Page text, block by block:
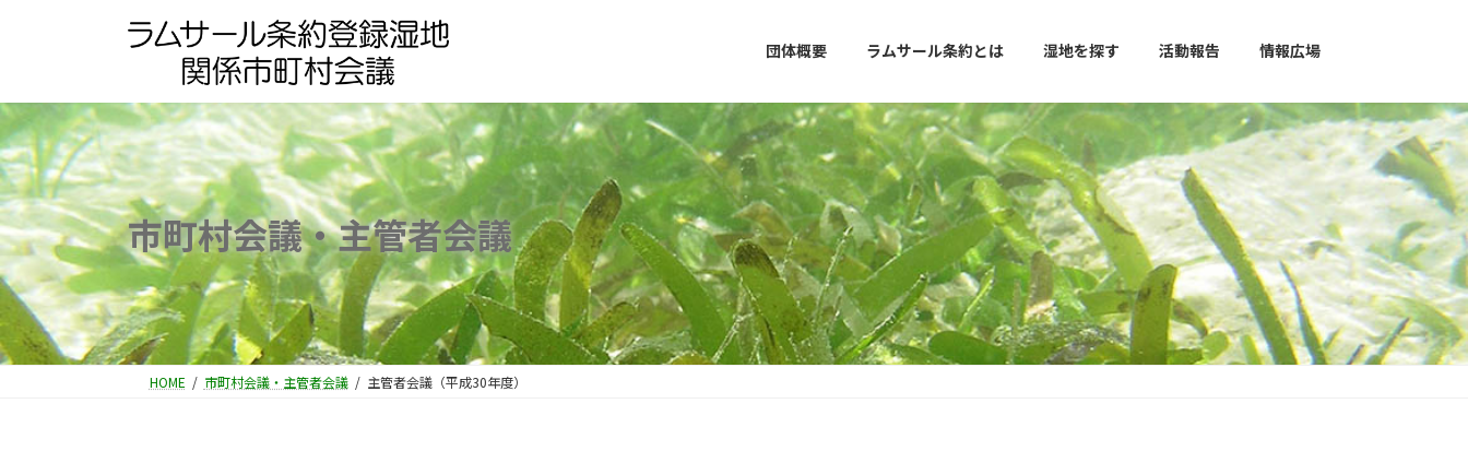
ツ
へ
ス
キ
ッ
プ
シ
ョ
ン
に
移
動
団体概要 ラムサール条約とは 湿地を探す 活動報告 情報広場
市町村会議・主管者会議
HOME 市町村会議・主管者会議 主管者会議（平成30年度）